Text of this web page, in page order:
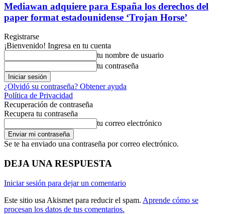
Mediawan adquiere para España los derechos del
paper format estadounidense ‘Trojan Horse’
Registrarse
¡Bienvenido! Ingresa en tu cuenta
tu nombre de usuario
tu contraseña
¿Olvidó su contraseña? Obtener ayuda
Política de Privacidad
Recuperación de contraseña
Recupera tu contraseña
tu correo electrónico
Se te ha enviado una contraseña por correo electrónico.
DEJA UNA RESPUESTA
Iniciar sesión para dejar un comentario
Este sitio usa Akismet para reducir el spam. Aprende cómo se
procesan los datos de tus comentarios.